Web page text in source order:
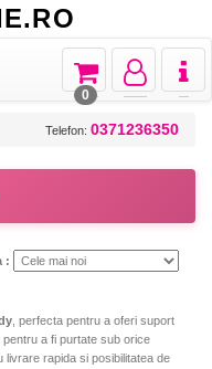
Toggle
Toggle
navigation
Toggle
navigation
0
Telefon: 0371236350
:
, perfecta pentru a oferi suport
a fi purtate sub orice
livrare rapida si posibilitatea de